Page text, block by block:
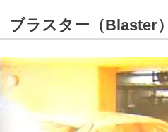
ブラスター（Blaster）